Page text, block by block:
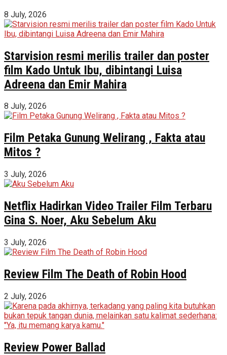
8 July, 2026
Starvision resmi merilis trailer dan poster
film Kado Untuk Ibu, dibintangi Luisa
Adreena dan Emir Mahira
8 July, 2026
Film Petaka Gunung Welirang , Fakta atau
Mitos ?
3 July, 2026
Netflix Hadirkan Video Trailer Film Terbaru
Gina S. Noer, Aku Sebelum Aku
3 July, 2026
Review Film The Death of Robin Hood
2 July, 2026
Review Power Ballad